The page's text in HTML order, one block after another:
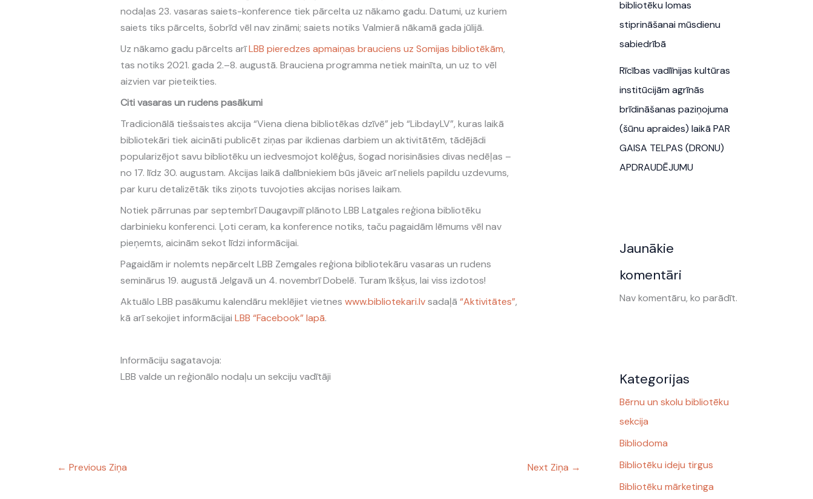
nodaļas 23. vasaras saiets-konference tiek pārcelta uz nākamo gadu. Datumi, uz kuriem
saiets tiks pārcelts, šobrīd vēl nav zināmi; saiets notiks Valmierā nākamā gada jūlijā.
Uz nākamo gadu pārcelts arīLBB pieredzes apmaiņas brauciens uz Somijas bibliotēkām,
tas notiks 2021. gada 2.–8. augustā. Brauciena programma netiek mainīta, un uz to vēl
aizvien var pieteikties.
Citi vasaras un rudens pasākumi
Tradicionālā tiešsaistes akcija “Viena diena bibliotēkas dzīvē” jeb “LibdayLV”, kuras laikā
bibliotekāri tiek aicināti publicēt ziņas par ikdienas darbiem un aktivitātēm, tādējādi
popularizējot savu bibliotēku un iedvesmojot kolēģus, šogad norisināsies divas nedēļas –
no 17. līdz 30. augustam. Akcijas laikā dalībniekiem būs jāveic arī neliels papildu uzdevums,
par kuru detalizētāk tiks ziņots tuvojoties akcijas norises laikam.
Notiek pārrunas par septembrī Daugavpilī plānoto LBB Latgales reģiona bibliotēku
darbinieku konferenci. Ļoti ceram, ka konference notiks, taču pagaidām lēmums vēl nav
pieņemts, aicinām sekot līdzi informācijai.
Pagaidām ir nolemts nepārcelt LBB Zemgales reģiona bibliotekāru vasaras un rudens
seminārus 19. augustā Jelgavā un 4. novembrī Dobelē. Turam īkšķus, lai viss izdotos!
Aktuālo LBB pasākumu kalendāru meklējiet vietnes www.bibliotekari.lvsadaļā “Aktivitātes”,
kā arī sekojiet informācijai LBB “Facebook” lapā.
Informāciju sagatavoja:
LBB valde un reģionālo nodaļu un sekciju vadītāji
← Previous Ziņa Next Ziņa →
bibliotēku lomas
stiprināšanai mūsdienu
sabiedrībā
Rīcības vadlīnijas kultūras
institūcijām agrīnās
brīdināšanas paziņojuma
(šūnu apraides) laikā PAR
GAISA TELPAS (DRONU)
APDRAUDĒJUMU
Jaunākie
komentāri
Nav komentāru, ko parādīt.
Kategorijas
Bērnu un skolu bibliotēku
sekcija
Bibliodoma
Bibliotēku ideju tirgus
Bibliotēku mārketinga